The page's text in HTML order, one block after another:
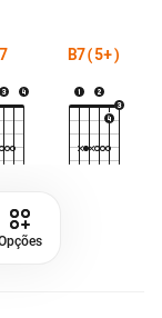
B7(5+)